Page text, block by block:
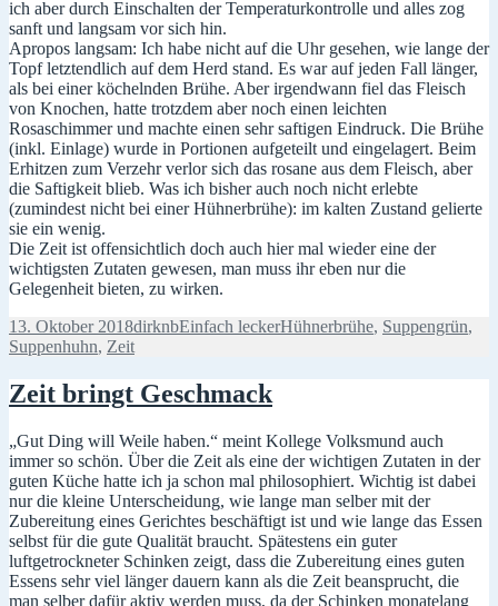
ich aber durch Einschalten der Temperaturkontrolle und alles zog
sanft und langsam vor sich hin.
Apropos langsam: Ich habe nicht auf die Uhr gesehen, wie lange der
Topf letztendlich auf dem Herd stand. Es war auf jeden Fall länger,
als bei einer köchelnden Brühe. Aber irgendwann fiel das Fleisch
von Knochen, hatte trotzdem aber noch einen leichten
Rosaschimmer und machte einen sehr saftigen Eindruck. Die Brühe
(inkl. Einlage) wurde in Portionen aufgeteilt und eingelagert. Beim
Erhitzen zum Verzehr verlor sich das rosane aus dem Fleisch, aber
die Saftigkeit blieb. Was ich bisher auch noch nicht erlebte
(zumindest nicht bei einer Hühnerbrühe): im kalten Zustand gelierte
sie ein wenig.
Die Zeit ist offensichtlich doch auch hier mal wieder eine der
wichtigsten Zutaten gewesen, man muss ihr eben nur die
Gelegenheit bieten, zu wirken.
Veröffentlicht
am
13. Oktober 2018Autor
dirknbKategorien
Einfach leckerSchlagwörter
Hühnerbrühe, Suppengrün,
Suppenhuhn, Zeit
Zeit bringt Geschmack
„Gut Ding will Weile haben.“ meint Kollege Volksmund auch
immer so schön. Über die Zeit als eine der wichtigen Zutaten in der
guten Küche hatte ich ja schon mal philosophiert. Wichtig ist dabei
nur die kleine Unterscheidung, wie lange man selber mit der
Zubereitung eines Gerichtes beschäftigt ist und wie lange das Essen
selbst für die gute Qualität braucht. Spätestens ein guter
luftgetrockneter Schinken zeigt, dass die Zubereitung eines guten
Essens sehr viel länger dauern kann als die Zeit beansprucht, die
man selber dafür aktiv werden muss, da der Schinken monatelang